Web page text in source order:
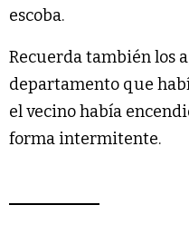
escoba.
Recuerda también los
departamento que
el vecino había
forma intermitente.